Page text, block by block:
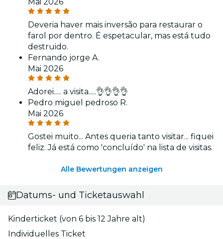
Deveria haver mais inversão para restaurar o
farol por dentro. É espetacular, mas está tudo
destruido.
Fernando jorge A.
Mai 2026
Adorei..... a visita.....👌👌👌👌
Pedro miguel pedroso R.
Mai 2026
Gostei muito... Antes queria tanto visitar... fiquei
feliz. Já está como 'concluído' na lista de visitas.
Alle Bewertungen anzeigen
Datums- und Ticketauswahl
Kinderticket (von 6 bis 12 Jahre alt)
Individuelles Ticket